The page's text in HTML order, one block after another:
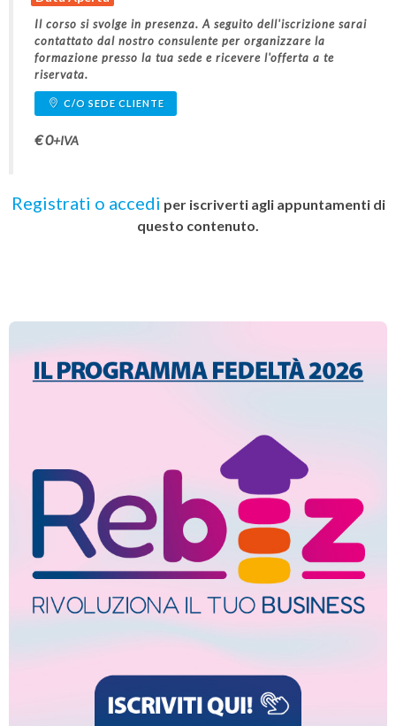
Il corso si svolge in presenza. A seguito dell'iscrizione sarai
contattato dal nostro consulente per organizzare la
formazione presso la tua sede e ricevere l'offerta a te
riservata.
C/O SEDE CLIENTE
€0+IVA
per iscriverti agli appuntamenti di
questo contenuto.